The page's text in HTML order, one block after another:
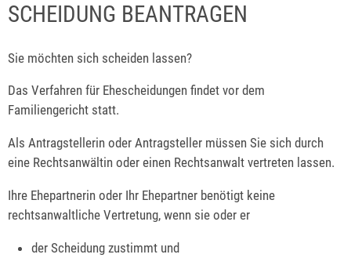
SCHEIDUNG BEANTRAGEN
Sie möchten sich scheiden lassen?
Das Verfahren für Ehescheidungen findet vor dem
Familiengericht statt.
Als Antragstellerin oder Antragsteller müssen Sie sich durch
eine Rechtsanwältin oder einen Rechtsanwalt vertreten lassen.
Ihre Ehepartnerin oder Ihr Ehepartner benötigt keine
rechtsanwaltliche Vertretung, wenn sie oder er
der Scheidung zustimmt und